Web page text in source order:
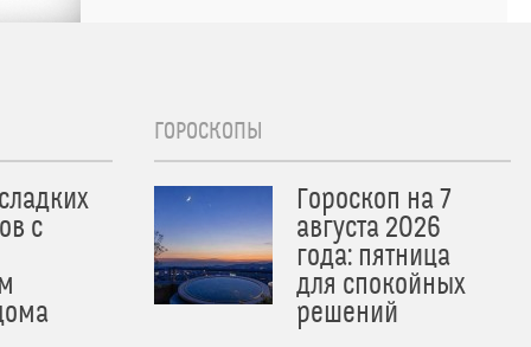
с
ГОРОСКОПЫ
Гороскоп на 7
августа 2026
года: пятница
для спокойных
решений